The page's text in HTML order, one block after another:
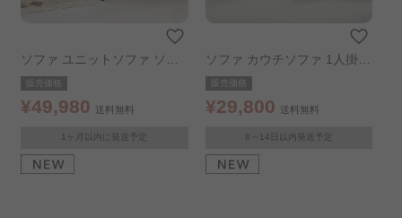
フロアソファ・ローソファ..
モダン
オットマン・スツール ソファカバー
組立設置サービス（ソファ）..
ソファ ユニットソファ ソフ
ァベッド 2人掛け セパレート
ソファベッド イーズ アイボ
販売価格
¥49,980 送料無料
1ヶ月以内に発送予定
ソファ カウチソファ 1人掛け
オットマン付き マルシェ カ
ウチソファ コハル1P ブルー
販売価格
¥29,800 送料無料
8～14日以内発送予定